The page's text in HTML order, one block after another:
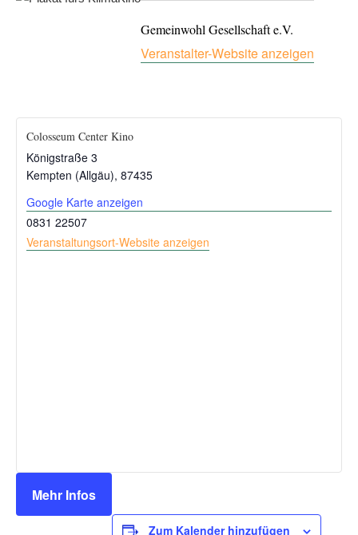
Gemeinwohl Gesellschaft e.V.
Veranstalter-Website anzeigen
Colosseum Center Kino
Königstraße 3
Kempten (Allgäu), 87435
Google Karte anzeigen
0831 22507
Veranstaltungsort-Website anzeigen
Mehr Infos
Zum Kalender hinzufügen